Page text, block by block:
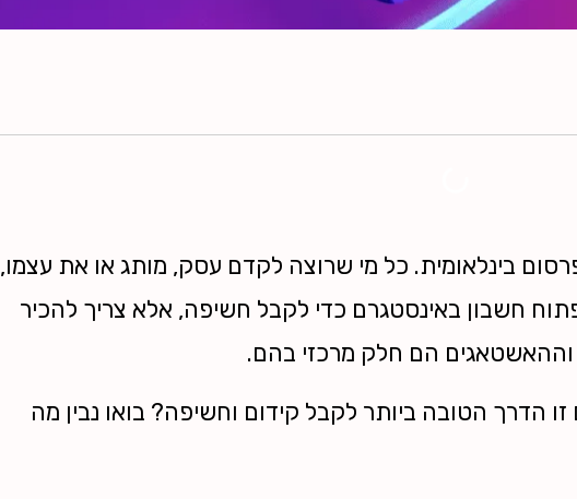
בינלאומית. כל מי שרוצה לקדם עסק, מותג או את עצמו,
חשבון באינסטגרם כדי לקבל חשיפה, אלא צריך להכיר
וההאשטאגים הם חלק מרכזי בהם.
הדרך הטובה ביותר לקבל קידום וחשיפה? בואו נבין מה